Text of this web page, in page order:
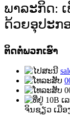
ພາລະກິດ:
ດ້ວຍອຸປະກ
ຕິດຕໍ່ພວກເຮົາ
10B
ຈິນຊຽວ ເມືອ